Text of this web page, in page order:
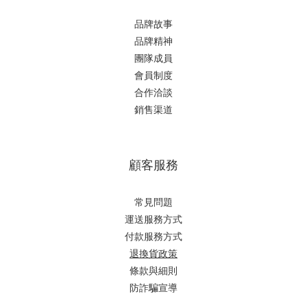
品牌故事
品牌精神
團隊成員
會員制度
合作洽談
銷售渠道
顧客服務
常見問題
運送服務方式
付款服務方式
退換貨政策
條款與細則
防詐騙宣導